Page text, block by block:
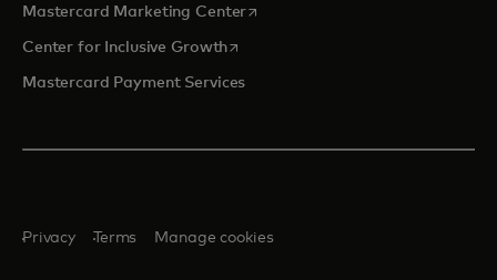
Mastercard Marketing Centeropens in a new tab
Center for Inclusive Growthopens in a new tab
Mastercard Payment Services
Privacy Terms Manage cookies